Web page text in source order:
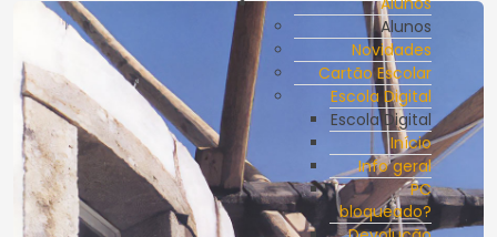
Alunos
Novidades
Cartão Escolar
Escola Digital
Escola Digital
Início
Info geral
PC
bloqueado?